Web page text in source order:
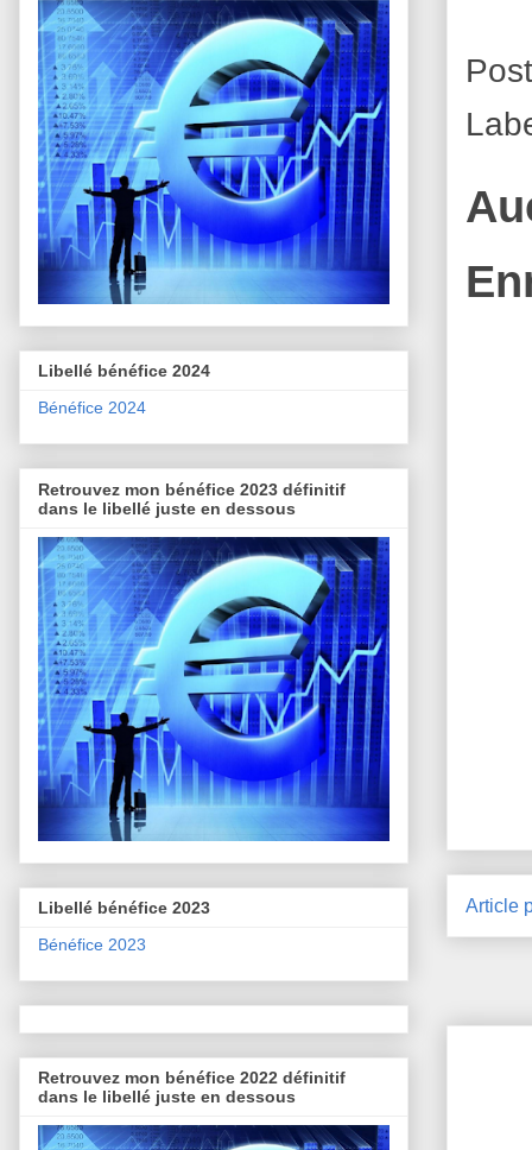
Article
Libellé bénéfice 2024
Bénéfice 2024
Retrouvez mon bénéfice 2023 définitif
dans le libellé juste en dessous
Libellé bénéfice 2023
Bénéfice 2023
Retrouvez mon bénéfice 2022 définitif
dans le libellé juste en dessous